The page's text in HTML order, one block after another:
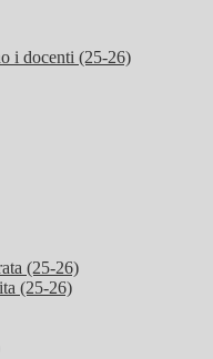
i docenti (25-26)
(25-26)
(25-26)